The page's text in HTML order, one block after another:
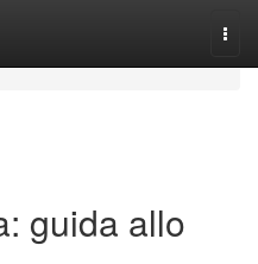
guida allo